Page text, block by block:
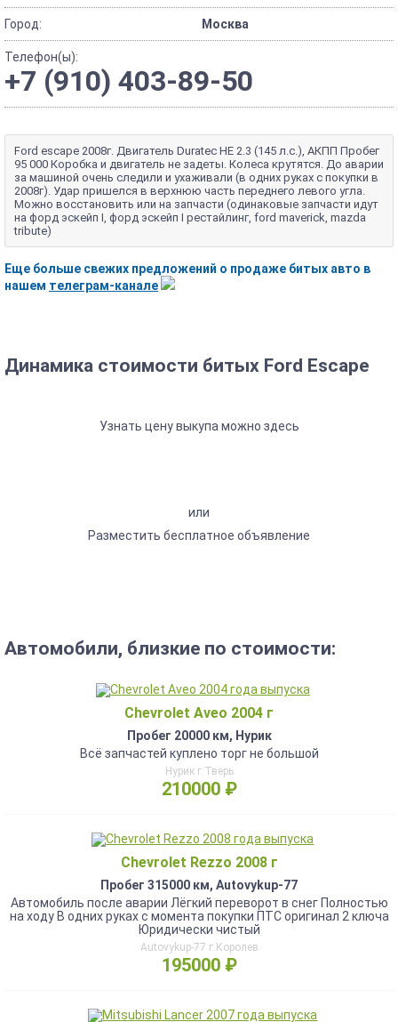
Город: Москва
Телефон(ы):
+7 (910) 403-89-50
Ford escape 2008г. Двигатель Duratec HE 2.3 (145 л.с.), АКПП Пробег
95 000 Коробка и двигатель не задеты. Колеса крутятся. До аварии
за машиной очень следили и ухаживали (в одних руках с покупки в
2008г). Удар пришелся в верхнюю часть переднего левого угла.
Можно восстановить или на запчасти (одинаковые запчасти идут
на форд эскейп I, форд эскейп I рестайлинг, ford maverick, mazda
tribute)
Еще больше свежих предложений о продаже битых авто в
нашем телеграм-канале
Динамика стоимости битых Ford Escape
Узнать цену выкупа можно здесь
или
Разместить бесплатное объявление
Автомобили, близкие по стоимости:
Chevrolet Aveo 2004 г
Пробег 20000 км, Нурик
Всё запчастей куплено торг не большой
Нурик г.Тверь
210000 ₽
Chevrolet Rezzo 2008 г
Пробег 315000 км, Autovykup-77
Автомобиль после аварии Лёгкий переворот в снег Полностью
на ходу В одних руках с момента покупки ПТС оригинал 2 ключа
Юридически чистый
Autovykup-77 г.Королев
195000 ₽